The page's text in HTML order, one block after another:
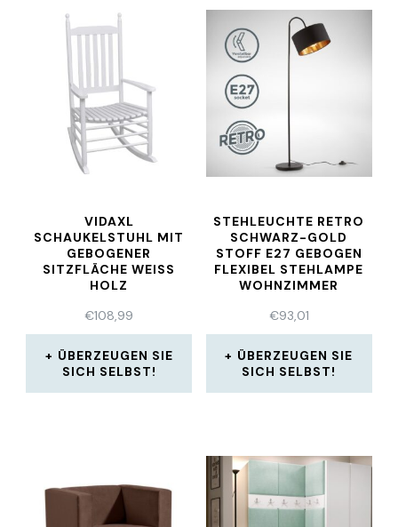
VIDAXL
SCHAUKELSTUHL MIT
GEBOGENER
SITZFLÄCHE WEISS H
OLZ
€108,99
ÜBERZEUGEN SIE
SICH SELBST!
STEHLEUCHTE RETRO
SCHWARZ-GOLD
STOFF E27 GEBOGEN
FLEXIBEL STEHLAMPE
WOHNZIMMER
€93,01
ÜBERZEUGEN SIE
SICH SELBST!